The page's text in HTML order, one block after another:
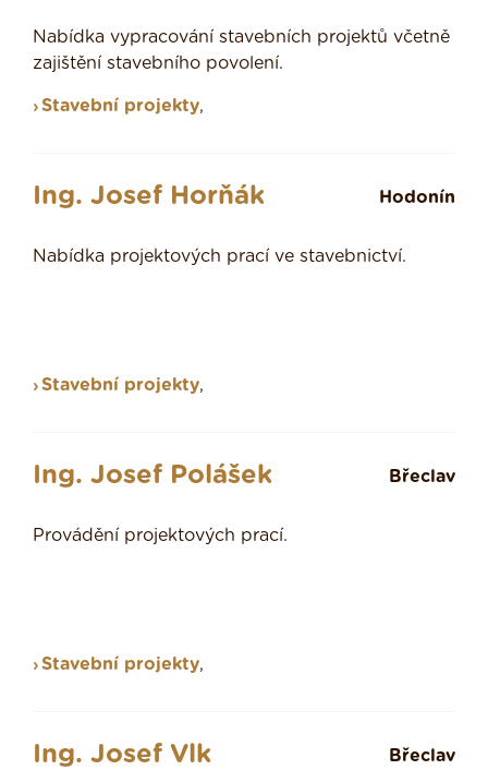
Nabídka vypracování stavebních projektů včetně
zajištění stavebního povolení.
Stavební projekty,
Ing. Josef Horňák Hodonín
Nabídka projektových prací ve stavebnictví.
Stavební projekty,
Ing. Josef Polášek Břeclav
Provádění projektových prací.
Stavební projekty,
Ing. Josef Vlk Břeclav